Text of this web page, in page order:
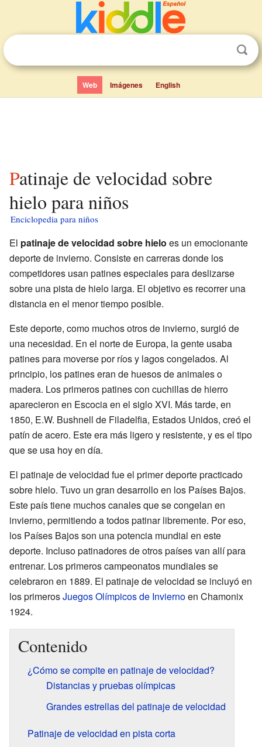
Web Imágenes English
Patinaje de velocidad sobre
hielo para niños
Enciclopedia para niños
El patinaje de velocidad sobre hielo es un emocionante
deporte de invierno. Consiste en carreras donde los
competidores usan patines especiales para deslizarse
sobre una pista de hielo larga. El objetivo es recorrer una
distancia en el menor tiempo posible.
Este deporte, como muchos otros de invierno, surgió de
una necesidad. En el norte de Europa, la gente usaba
patines para moverse por ríos y lagos congelados. Al
principio, los patines eran de huesos de animales o
madera. Los primeros patines con cuchillas de hierro
aparecieron en Escocia en el siglo XVI. Más tarde, en
1850, E.W. Bushnell de Filadelfia, Estados Unidos, creó el
patín de acero. Este era más ligero y resistente, y es el tipo
que se usa hoy en día.
El patinaje de velocidad fue el primer deporte practicado
sobre hielo. Tuvo un gran desarrollo en los Países Bajos.
Este país tiene muchos canales que se congelan en
invierno, permitiendo a todos patinar libremente. Por eso,
los Países Bajos son una potencia mundial en este
deporte. Incluso patinadores de otros países van allí para
entrenar. Los primeros campeonatos mundiales se
celebraron en 1889. El patinaje de velocidad se incluyó en
los primerosJuegos Olímpicos de Inviernoen Chamonix
1924.
Contenido
¿Cómo se compite en patinaje de velocidad?
Distancias y pruebas olímpicas
Grandes estrellas del patinaje de velocidad
Patinaje de velocidad en pista corta